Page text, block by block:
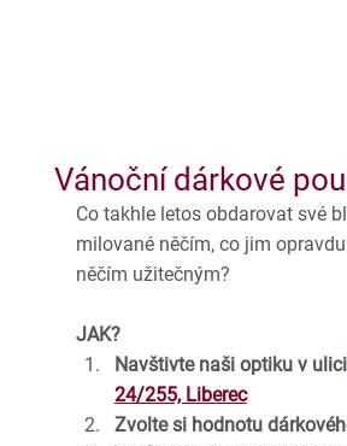
Vánoční dárkové
Co takhle letos obdarovat své
milované něčím, co jim
něčím užitečným?
JAK?
Navštivte naši optiku v ulici
24/255, Liberec
Zvolte si hodnotu